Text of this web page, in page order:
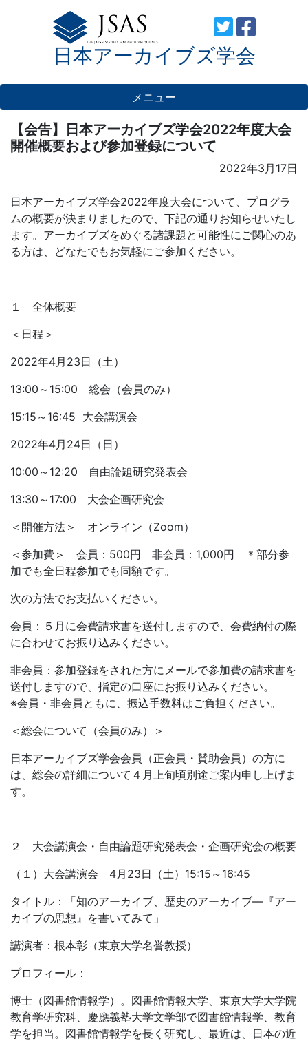
日本アーカイブズ学会
メニュー
【会告】日本アーカイブズ学会2022年度大会
開催概要および参加登録について
Posted
on
2022年3月17日
日本アーカイブズ学会2022年度大会について、プログラ
ムの概要が決まりましたので、下記の通りお知らせいたし
ます。アーカイブズをめぐる諸課題と可能性にご関心のあ
る方は、どなたでもお気軽にご参加ください。
１ 全体概要
＜日程＞
2022年4月23日（土）
13:00～15:00 総会（会員のみ）
15:15～16:45 大会講演会
2022年4月24日（日）
10:00～12:20 自由論題研究発表会
13:30～17:00 大会企画研究会
＜開催方法＞ オンライン（Zoom）
＜参加費＞ 会員：500円 非会員：1,000円 ＊部分参
加でも全日程参加でも同額です。
次の方法でお支払いください。
会員：５月に会費請求書を送付しますので、会費納付の際
に合わせてお振り込みください。
非会員：参加登録をされた方にメールで参加費の請求書を
送付しますので、指定の口座にお振り込みください。
※会員・非会員ともに、振込手数料はご負担ください。
＜総会について（会員のみ）＞
日本アーカイブズ学会会員（正会員・賛助会員）の方に
は、総会の詳細について４月上旬頃別途ご案内申し上げま
す。
２ 大会講演会・自由論題研究発表会・企画研究会の概要
（１）大会講演会 4月23日（土）15:15～16:45
タイトル：「知のアーカイブ、歴史のアーカイブ―『アー
カイブの思想』を書いてみて」
講演者：根本彰（東京大学名誉教授）
プロフィール：
博士（図書館情報学）。図書館情報大学、東京大学大学院
教育学研究科、慶應義塾大学文学部で図書館情報学、教育
学を担当。図書館情報学を長く研究し、最近は、日本の近